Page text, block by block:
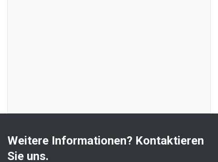
Weitere Informationen? Kontaktieren
Sie uns.